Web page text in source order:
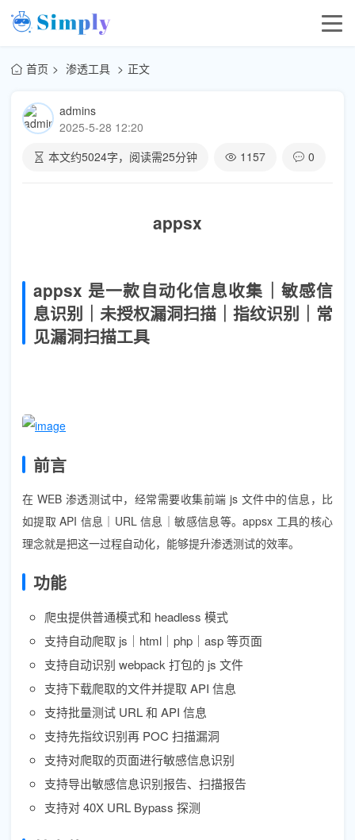
首页 渗透工具 正文
admins
2025-5-28 12:20
本文约5024字，阅读需25分钟 1157 0
appsx
appsx 是一款自动化信息收集｜敏感信
息识别｜未授权漏洞扫描｜指纹识别｜常
见漏洞扫描工具
前言
在 WEB 渗透测试中，经常需要收集前端 js 文件中的信息，比
如提取 API 信息｜URL 信息｜敏感信息等。appsx 工具的核心
理念就是把这一过程自动化，能够提升渗透测试的效率。
功能
爬虫提供普通模式和 headless 模式
支持自动爬取 js｜html｜php｜asp 等页面
支持自动识别 webpack 打包的 js 文件
支持下载爬取的文件并提取 API 信息
支持批量测试 URL 和 API 信息
支持先指纹识别再 POC 扫描漏洞
支持对爬取的页面进行敏感信息识别
支持导出敏感信息识别报告、扫描报告
支持对 40X URL Bypass 探测